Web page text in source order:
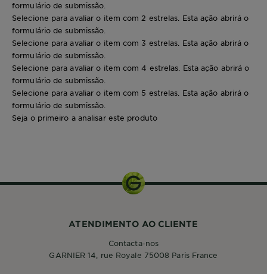
formulário de submissão.
Selecione para avaliar o item com 2 estrelas. Esta ação abrirá o
formulário de submissão.
Selecione para avaliar o item com 3 estrelas. Esta ação abrirá o
formulário de submissão.
Selecione para avaliar o item com 4 estrelas. Esta ação abrirá o
formulário de submissão.
Selecione para avaliar o item com 5 estrelas. Esta ação abrirá o
formulário de submissão.
Seja o primeiro a analisar este produto
ATENDIMENTO AO CLIENTE
Contacta-nos
GARNIER 14, rue Royale 75008 Paris France